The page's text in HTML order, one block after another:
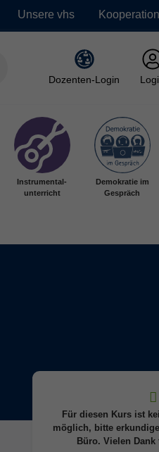
Unsere vhs
Dozenten-Login
Instrumental-
unterricht
Demokratie im
Gespräch
Für diesen Kurs ist
möglich, bitte
Büro. Vielen